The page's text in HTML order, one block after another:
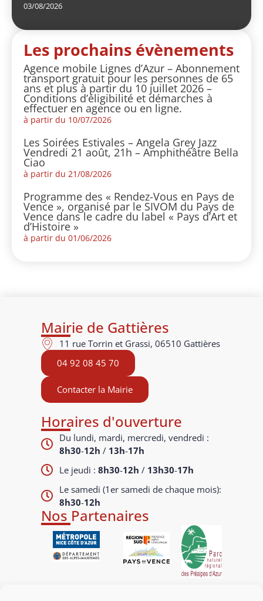
03/08/2026
Les prochains évènements
Agence mobile Lignes d’Azur – Abonnement
transport gratuit pour les personnes de 65
ans et plus à partir du 10 juillet 2026 –
Conditions d’éligibilité et démarches à
effectuer en agence ou en ligne.
à partir du 10/07/2026
Les Soirées Estivales – Angela Grey Jazz
Vendredi 21 août, 21h – Amphithéâtre Bella
Ciao
à partir du 21/08/2026
Programme des « Rendez-Vous en Pays de
Vence », organisé par le SIVOM du Pays de
Vence dans le cadre du label « Pays d’Art et
d’Histoire »
à partir du 01/06/2026
Mairie de Gattières
11 rue Torrin et Grassi, 06510 Gattières
04 92 08 45 70
Contacter la Mairie
Horaires d'ouverture
Du lundi, mardi, mercredi, vendredi :
8h30-12h / 13h-17h
Le jeudi :8h30-12h / 13h30-17h
Le samedi (1er samedi de chaque mois):
8h30-12h
Nos Partenaires